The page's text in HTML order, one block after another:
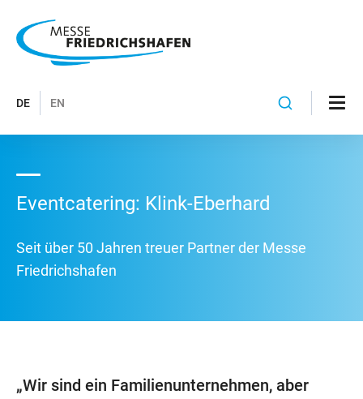
DE EN
Eventcatering: Klink-Eberhard
Seit über 50 Jahren treuer Partner der Messe
Friedrichshafen
„Wir sind ein Familienunternehmen, aber